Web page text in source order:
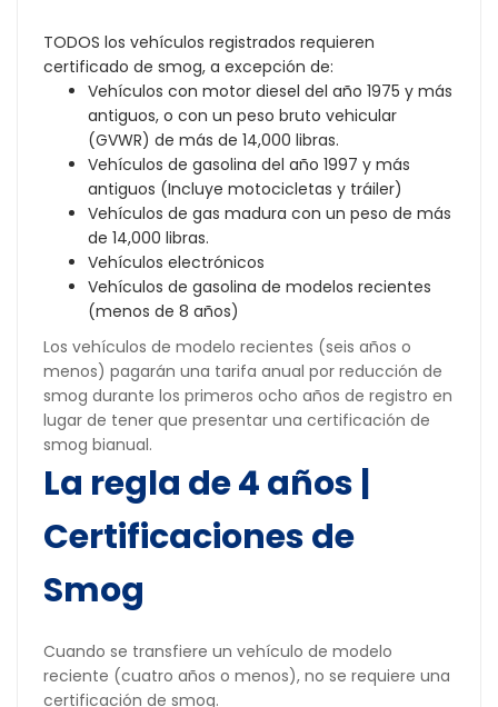
TODOS los vehículos registrados requieren
certificado de smog, a excepción de:
Vehículos con motor diesel del año 1975 y más
antiguos, o con un peso bruto vehicular
(GVWR) de más de 14,000 libras.
Vehículos de gasolina del año 1997 y más
antiguos (Incluye motocicletas y tráiler)
Vehículos de gas madura con un peso de más
de 14,000 libras.
Vehículos electrónicos
Vehículos de gasolina de modelos recientes
(menos de 8 años)
Los vehículos de modelo recientes (seis años o
menos) pagarán una tarifa anual por reducción de
smog durante los primeros ocho años de registro en
lugar de tener que presentar una certificación de
smog bianual.
La regla de 4 años |
Certificaciones de
Smog
Cuando se transfiere un vehículo de modelo
reciente (cuatro años o menos), no se requiere una
certificación de smog.